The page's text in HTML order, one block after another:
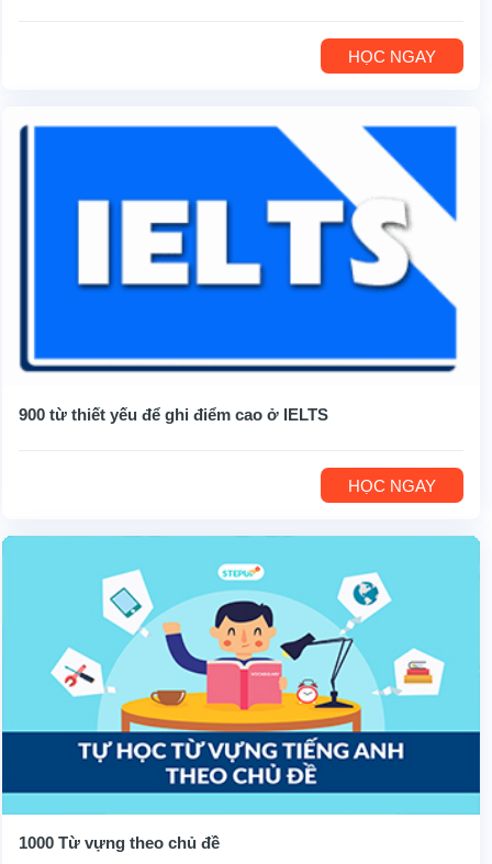
HỌC NGAY
900 từ thiết yếu để ghi điểm cao ở IELTS
HỌC NGAY
1000 Từ vựng theo chủ đề